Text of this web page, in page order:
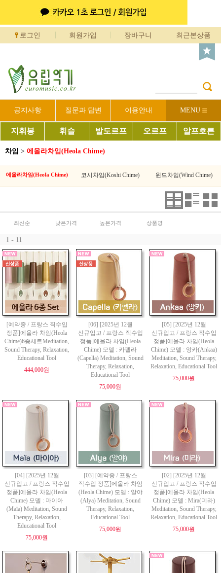
로그인 회원가입 장바구니 최근본상품
공지사항 질문과 답변 이용안내 MENU
지휘봉 휘슬 발도르프 오르프 알프호른
차임 > 에올라차임(Heola Chime)
에올라차임(Heola Chime) 코시차임(Koshi Chime) 윈드차임(Wind Chime)
최신순 낮은가격 높은가격 상품명
1 - 11
[예약중 / 프랑스 직수입
정품]에올라 차임(Heola
Chime)6종세트Meditation,
Sound Therapy, Relaxation,
Educational Tool
444,000원
[06] [2025년 12월
신규입고 / 프랑스 직수입
정품]에올라 차임(Heola
Chime) 모델 : 카펠라
(Capella) Meditation, Sound
Therapy, Relaxation,
Educational Tool
75,000원
[05] [2025년 12월
신규입고 / 프랑스 직수입
정품]에올라 차임(Heola
Chime) 모델 : 앙카(Ankaa)
Meditation, Sound Therapy,
Relaxation, Educational Tool
75,000원
[04] [2025년 12월
신규입고 / 프랑스 직수입
정품]에올라 차임(Heola
Chime) 모델 : 마이아
(Maïa) Meditation, Sound
Therapy, Relaxation,
Educational Tool
75,000원
[03] [예약중 / 프랑스
직수입 정품]에올라 차임
(Heola Chime) 모델 : 알야
(Alya) Meditation, Sound
Therapy, Relaxation,
Educational Tool
75,000원
[02] [2025년 12월
신규입고 / 프랑스 직수입
정품]에올라 차임(Heola
Chime) 모델 : Mira(미라)
Meditation, Sound Therapy,
Relaxation, Educational Tool
75,000원